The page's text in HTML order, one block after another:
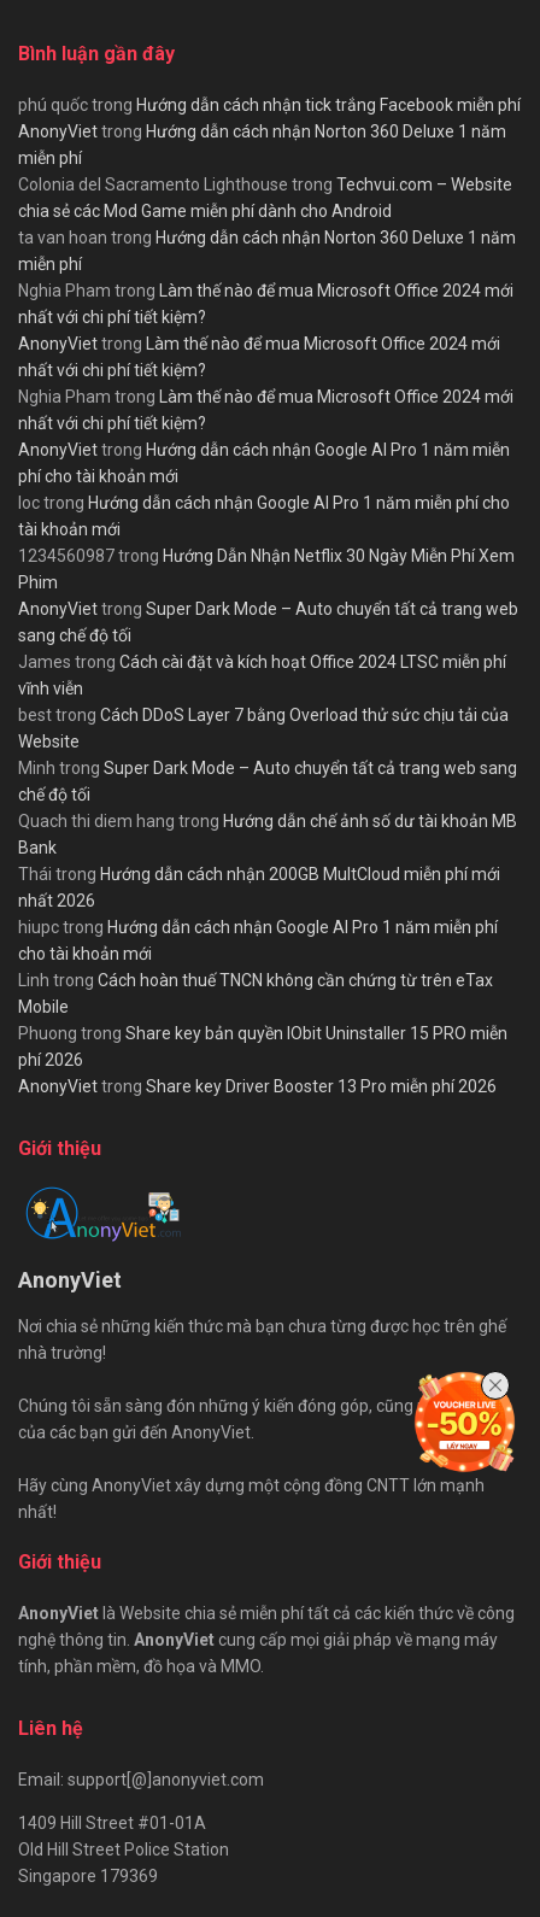
Bình luận gần đây
phú quốctrong Hướng dẫn cách nhận tick trắng Facebook miễn phí
AnonyViettrong Hướng dẫn cách nhận Norton 360 Deluxe 1 năm
miễn phí
Colonia del Sacramento Lighthouse trong Techvui.com – Website
chia sẻ các Mod Game miễn phí dành cho Android
ta van hoan trong Hướng dẫn cách nhận Norton 360 Deluxe 1 năm
miễn phí
Nghia Pham trong Làm thế nào để mua Microsoft Office 2024 mới
nhất với chi phí tiết kiệm?
AnonyViettrong Làm thế nào để mua Microsoft Office 2024 mới
nhất với chi phí tiết kiệm?
Nghia Pham trong Làm thế nào để mua Microsoft Office 2024 mới
nhất với chi phí tiết kiệm?
AnonyViettrong Hướng dẫn cách nhận Google AI Pro 1 năm miễn
phí cho tài khoản mới
loctrong Hướng dẫn cách nhận Google AI Pro 1 năm miễn phí cho
tài khoản mới
1234560987trong Hướng Dẫn Nhận Netflix 30 Ngày Miễn Phí Xem
Phim
AnonyViettrong Super Dark Mode – Auto chuyển tất cả trang web
sang chế độ tối
James trong Cách cài đặt và kích hoạt Office 2024 LTSC miễn phí
vĩnh viễn
besttrong Cách DDoS Layer 7 bằng Overload thử sức chịu tải của
Website
Minh trong Super Dark Mode – Auto chuyển tất cả trang web sang
chế độ tối
Quach thi diem hang trong Hướng dẫn chế ảnh số dư tài khoản MB
Bank
Thái trong Hướng dẫn cách nhận 200GB MultCloud miễn phí mới
nhất 2026
hiupctrong Hướng dẫn cách nhận Google AI Pro 1 năm miễn phí
cho tài khoản mới
Linh trong Cách hoàn thuế TNCN không cần chứng từ trên eTax
Mobile
Phuong trong Share key bản quyền IObit Uninstaller 15 PRO miễn
phí 2026
AnonyViettrong Share key Driver Booster 13 Pro miễn phí 2026
Giới thiệu
AnonyViet
Nơi chia sẻ những kiến thức mà bạn chưa từng được học trên ghế
nhà trường!
Chúng tôi sẵn sàng đón những ý kiến đóng góp, cũng như bài viết
của các bạn gửi đến AnonyViet.
Hãy cùng AnonyViet xây dựng một cộng đồng CNTT lớn mạnh
nhất!
Giới thiệu
AnonyVietlà Website chia sẻ miễn phí tất cả các kiến thức về công
nghệ thông tin. AnonyViet cung cấp mọi giải pháp về mạng máy
tính, phần mềm, đồ họa và MMO.
Liên hệ
Email: support[@]anonyviet.com
1409 Hill Street #01-01A
Old Hill Street Police Station
Singapore 179369